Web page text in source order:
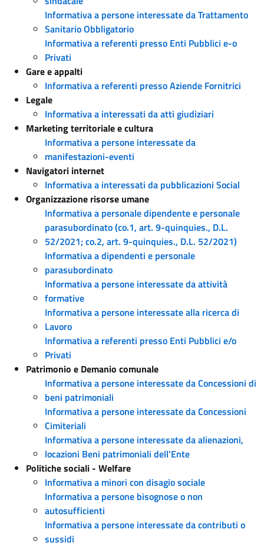
Informativa a persone interessate da Trattamento
Sanitario Obbligatorio
Informativa a referenti presso Enti Pubblici e-o
Privati
Gare e appalti
Informativa a referenti presso Aziende Fornitrici
Legale
Informativa a interessati da atti giudiziari
Marketing territoriale e cultura
Informativa a persone interessate da
manifestazioni-eventi
Navigatori internet
Informativa a interessati da pubblicazioni Social
Organizzazione risorse umane
Informativa a personale dipendente e personale
parasubordinato (co.1, art. 9-quinquies., D.L.
52/2021; co.2, art. 9-quinquies., D.L. 52/2021)
Informativa a dipendenti e personale
parasubordinato
Informativa a persone interessate da attività
formative
Informativa a persone interessate alla ricerca di
Lavoro
Informativa a referenti presso Enti Pubblici e/o
Privati
Patrimonio e Demanio comunale
Informativa a persone interessate da Concessioni di
beni patrimoniali
Informativa a persone interessate da Concessioni
Cimiteriali
Informativa a persone interessate da alienazioni,
locazioni Beni patrimoniali dell'Ente
Politiche sociali - Welfare
Informativa a minori con disagio sociale
Informativa a persone bisognose o non
autosufficienti
Informativa a persone interessate da contributi o
sussidi